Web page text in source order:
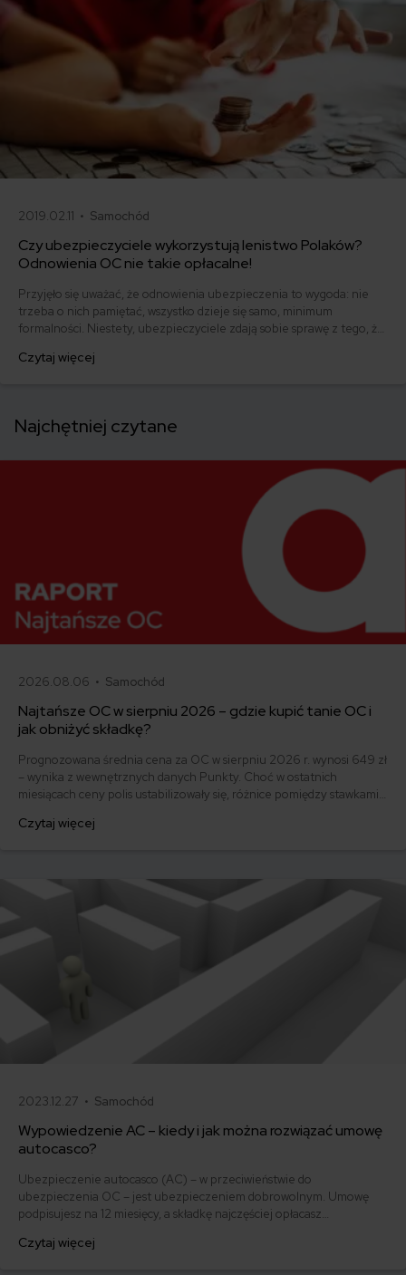
2019.02.11 • Samochód
Czy ubezpieczyciele wykorzystują lenistwo Polaków?
Odnowienia OC nie takie opłacalne!
Przyjęło się uważać, że odnowienia ubezpieczenia to wygoda: nie
trzeba o nich pamiętać, wszystko dzieje się samo, minimum
formalności. Niestety, ubezpieczyciele zdają sobie sprawę z tego, że
często znacznie lepsze niż te, które dostajemy w odnowieniu. Ile
Czytaj więcej
Najchętniej czytane
2026.08.06 • Samochód
Najtańsze OC w sierpniu 2026 – gdzie kupić tanie OC i
jak obniżyć składkę?
Prognozowana średnia cena za OC w sierpniu 2026 r. wynosi 649 zł
– wynika z wewnętrznych danych Punkty. Choć w ostatnich
miesiącach ceny polis ustabilizowały się, różnice pomiędzy stawkami
500 zł, inni – powyżej 1500 zł. Gdzie znaleźć najtańsze OC w Polsce
Czytaj więcej
2023.12.27 • Samochód
Wypowiedzenie AC – kiedy i jak można rozwiązać umowę
autocasco?
Ubezpieczenie autocasco (AC) – w przeciwieństwie do
ubezpieczenia OC – jest ubezpieczeniem dobrowolnym. Umowę
podpisujesz na 12 miesięcy, a składkę najczęściej opłacasz
ofertę lub zdecydowałeś się sprzedać samochód w trakcie trwania
Czytaj więcej